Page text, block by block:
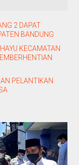
2 DAPAT
BANDUNG
KECAMATAN
PELANTIKAN